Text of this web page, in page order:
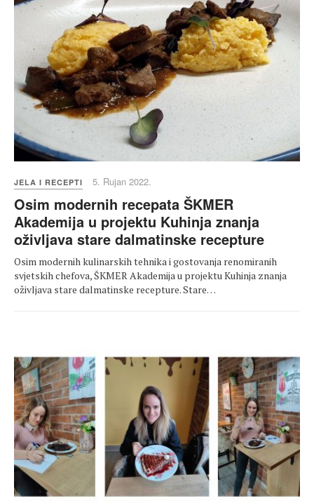
JELA I RECEPTI 5. Rujan 2022.
Osim modernih recepata ŠKMER
Akademija u projektu Kuhinja znanja
oživljava stare dalmatinske recepture
Osim modernih kulinarskih tehnika i gostovanja renomiranih
svjetskih chefova, ŠKMER Akademija u projektu Kuhinja znanja
oživljava stare dalmatinske recepture. Stare…